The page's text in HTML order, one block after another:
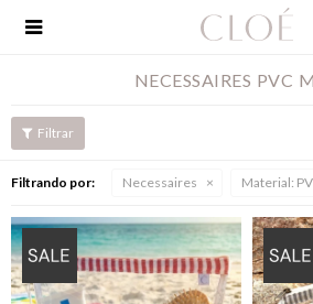

NECESSAIRES PVC
Filtrando por: Necessaires Material: